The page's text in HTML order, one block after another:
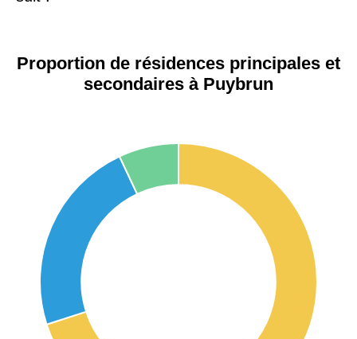
Proportion de résidences principales et
secondaires à Puybrun